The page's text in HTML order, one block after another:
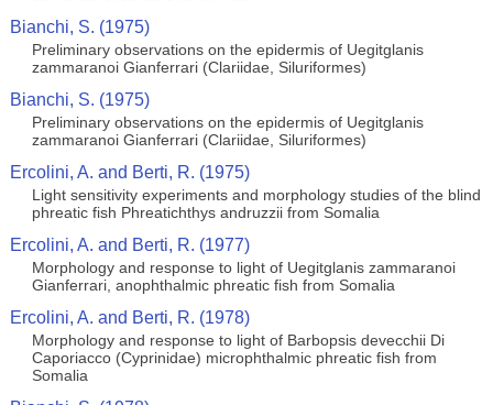
Bianchi, S. (1975)
Preliminary observations on the epidermis of Uegitglanis
zammaranoi Gianferrari (Clariidae, Siluriformes)
Bianchi, S. (1975)
Preliminary observations on the epidermis of Uegitglanis
zammaranoi Gianferrari (Clariidae, Siluriformes)
Ercolini, A. and Berti, R. (1975)
Light sensitivity experiments and morphology studies of the blind
phreatic fish Phreatichthys andruzzii from Somalia
Ercolini, A. and Berti, R. (1977)
Morphology and response to light of Uegitglanis zammaranoi
Gianferrari, anophthalmic phreatic fish from Somalia
Ercolini, A. and Berti, R. (1978)
Morphology and response to light of Barbopsis devecchii Di
Caporiacco (Cyprinidae) microphthalmic phreatic fish from
Somalia